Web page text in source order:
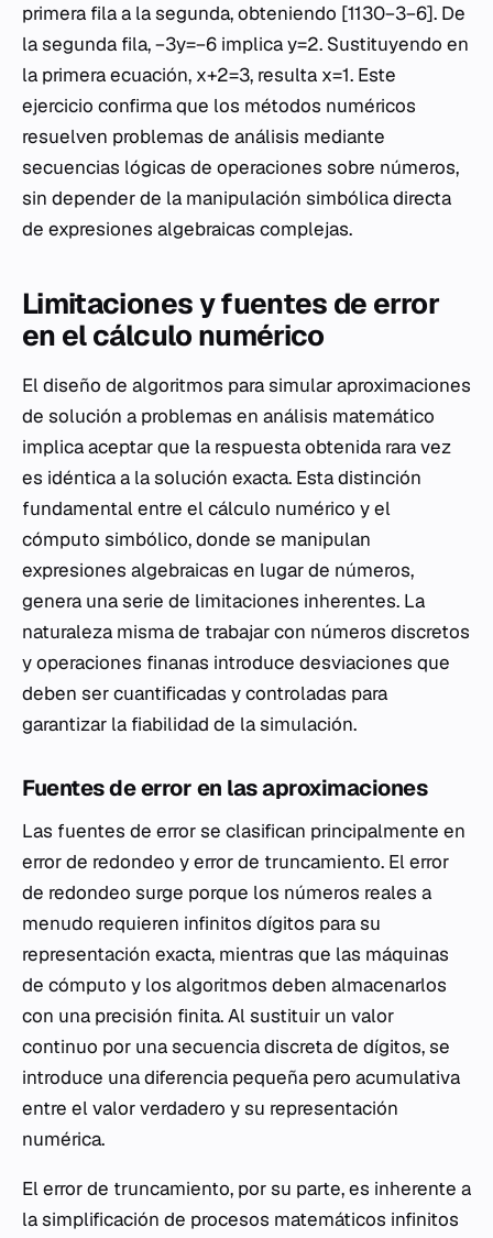
primera fila a la segunda, obteniendo [1130−3−6]. De
la segunda fila, −3y=−6 implica y=2. Sustituyendo en
la primera ecuación, x+2=3, resulta x=1. Este
ejercicio confirma que los métodos numéricos
resuelven problemas de análisis mediante
secuencias lógicas de operaciones sobre números,
sin depender de la manipulación simbólica directa
de expresiones algebraicas complejas.
Limitaciones y fuentes de error
en el cálculo numérico
El diseño de algoritmos para simular aproximaciones
de solución a problemas en análisis matemático
implica aceptar que la respuesta obtenida rara vez
es idéntica a la solución exacta. Esta distinción
fundamental entre el cálculo numérico y el
cómputo simbólico, donde se manipulan
expresiones algebraicas en lugar de números,
genera una serie de limitaciones inherentes. La
naturaleza misma de trabajar con números discretos
y operaciones finanas introduce desviaciones que
deben ser cuantificadas y controladas para
garantizar la fiabilidad de la simulación.
Fuentes de error en las aproximaciones
Las fuentes de error se clasifican principalmente en
error de redondeo y error de truncamiento. El error
de redondeo surge porque los números reales a
menudo requieren infinitos dígitos para su
representación exacta, mientras que las máquinas
de cómputo y los algoritmos deben almacenarlos
con una precisión finita. Al sustituir un valor
continuo por una secuencia discreta de dígitos, se
introduce una diferencia pequeña pero acumulativa
entre el valor verdadero y su representación
numérica.
El error de truncamiento, por su parte, es inherente a
la simplificación de procesos matemáticos infinitos